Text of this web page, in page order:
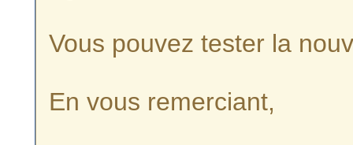
Vous pouvez tester la
En vous remerciant,